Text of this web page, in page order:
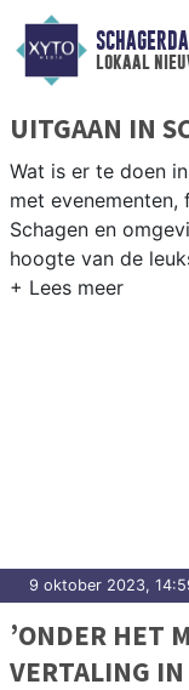
lokaal
UITGAAN IN
Wat is er te doen
met
Schagen en
hoogte van de
9 oktober 2023,
’ONDER HET
VERTALING IN